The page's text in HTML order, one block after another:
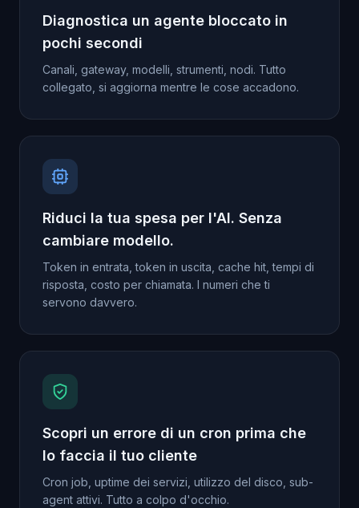
Diagnostica un agente bloccato in
pochi secondi
Canali, gateway, modelli, strumenti, nodi. Tutto
collegato, si aggiorna mentre le cose accadono.
Riduci la tua spesa per l'AI. Senza
cambiare modello.
Token in entrata, token in uscita, cache hit, tempi di
risposta, costo per chiamata. I numeri che ti
servono davvero.
Scopri un errore di un cron prima che
lo faccia il tuo cliente
Cron job, uptime dei servizi, utilizzo del disco, sub-
agent attivi. Tutto a colpo d'occhio.